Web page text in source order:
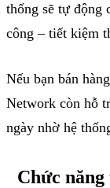
thống sẽ tự động
công – tiết kiệm
Nếu bạn bán
Network còn hỗ
ngày nhờ hệ
Chức